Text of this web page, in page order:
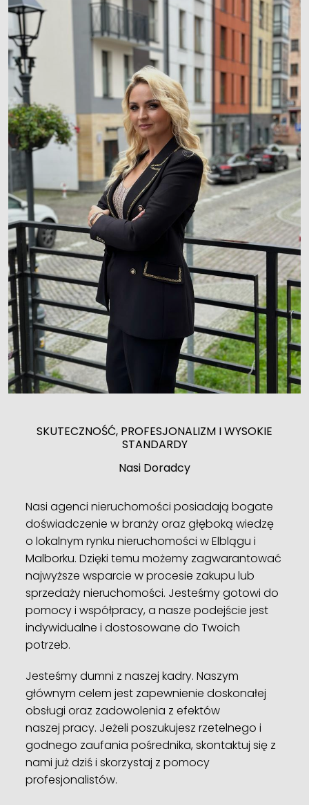
SKUTECZNOŚĆ, PROFESJONALIZM I WYSOKIE
STANDARDY
Nasi Doradcy
Nasi agenci nieruchomości posiadają bogate
doświadczenie w branży oraz głęboką wiedzę
o lokalnym rynku nieruchomości w Elblągu i
Malborku. Dzięki temu możemy zagwarantować
najwyższe wsparcie w procesie zakupu lub
sprzedaży nieruchomości. Jesteśmy gotowi do
pomocy i współpracy, a nasze podejście jest
indywidualne i dostosowane do Twoich
potrzeb.
Jesteśmy dumni z naszej kadry. Naszym
głównym celem jest zapewnienie doskonałej
obsługi oraz zadowolenia z efektów
naszej pracy. Jeżeli poszukujesz rzetelnego i
godnego zaufania pośrednika, skontaktuj się z
nami już dziś i skorzystaj z pomocy
profesjonalistów.